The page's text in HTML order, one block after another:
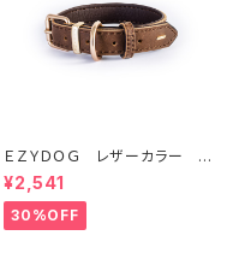
ＥＺＹＤＯＧ レザーカラー M
(全2色)
¥2,541
30%OFF